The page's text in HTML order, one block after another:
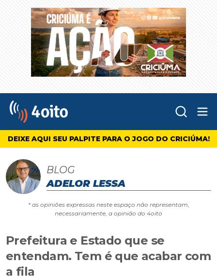
4oito
DEIXE AQUI SEU PALPITE PARA O JOGO DO CRICIÚMA!
BLOG
ADELOR LESSA
* as opiniões expressas neste espaço não representam,
necessariamente, a opinião do 4oito
Prefeitura e Estado que se
entendam. Tem é que acabar com
a fila